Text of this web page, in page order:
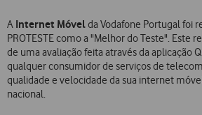
A Internet Móvelda Vodafone Portugal foi
PROTESTE como a "Melhor do Teste". Este
de uma avaliação feita através da aplicação
qualquer consumidor de serviços de
qualidade e velocidade da sua internet
nacional.